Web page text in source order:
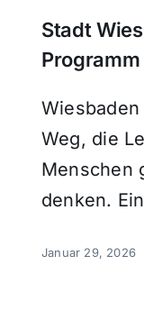
Stadt
Weg, die
Menschen
denken.
Januar 29, 2026